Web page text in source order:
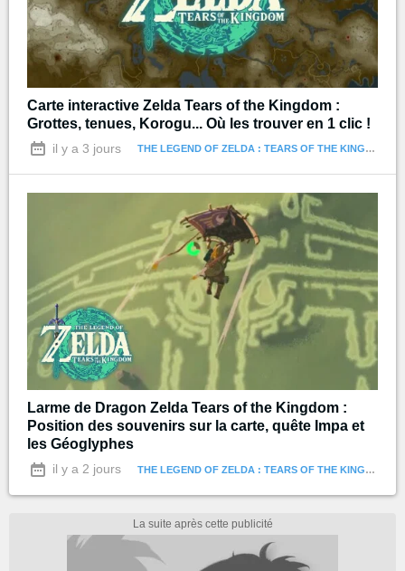
Carte interactive Zelda Tears of the Kingdom :
Grottes, tenues, Korogu... Où les trouver en 1 clic !
il y a 3 jours THE LEGEND OF ZELDA : TEARS OF THE KINGDOM
Larme de Dragon Zelda Tears of the Kingdom :
Position des souvenirs sur la carte, quête Impa et
les Géoglyphes
il y a 2 jours THE LEGEND OF ZELDA : TEARS OF THE KINGDOM